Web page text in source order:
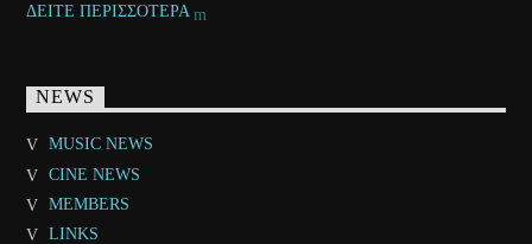
ΔΕΙΤΕ ΠΕΡΙΣΣΟΤΕΡΑ
NEWS
MUSIC NEWS
CINE NEWS
MEMBERS
LINKS